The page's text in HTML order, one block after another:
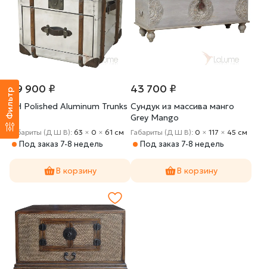
Фильтр
89 900 ₽
RH Polished Aluminum Trunks
Габариты (Д Ш В): 63 × 0 × 61 cм
Под заказ 7-8 недель
В корзину
43 700 ₽
Сундук из массива манго
Grey Mango
Габариты (Д Ш В): 0 × 117 × 45 cм
Под заказ 7-8 недель
В корзину